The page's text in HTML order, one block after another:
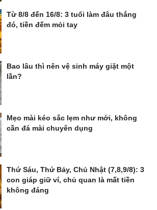
Từ 8/8 đến 16/8: 3 tuổi làm đâu thắng
đó, tiền đếm mỏi tay
Bao lâu thì nên vệ sinh máy giặt một
lần?
Mẹo mài kéo sắc lẹm như mới, không
cần đá mài chuyên dụng
Thứ Sáu, Thứ Bảy, Chủ Nhật (7,8,9/8): 3
con giáp giữ ví, chủ quan là mất tiền
không đáng